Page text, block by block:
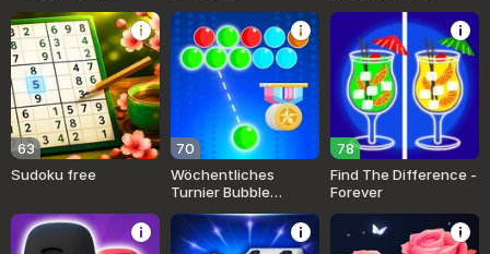
63
Sudoku free
70
Wöchentliches
Turnier Bubble
78
Find The Difference -
Forever